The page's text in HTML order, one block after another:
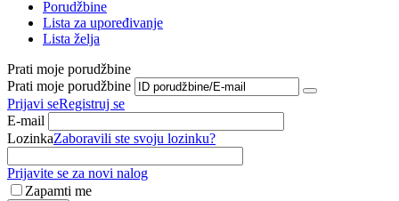
Porudžbine
Lista za upoređivanje
Lista želja
Prati moje porudžbine
Prati moje porudžbine
Prijavi seRegistruj se
E-mail
LozinkaZaboravili ste svoju lozinku?
Prijavite se za novi nalog
Zapamti me